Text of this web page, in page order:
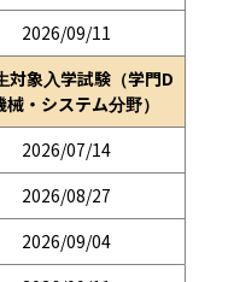
2026/09/11
対象入学試験（学門D
械・システム分野）
2026/07/14
2026/08/27
2026/09/04